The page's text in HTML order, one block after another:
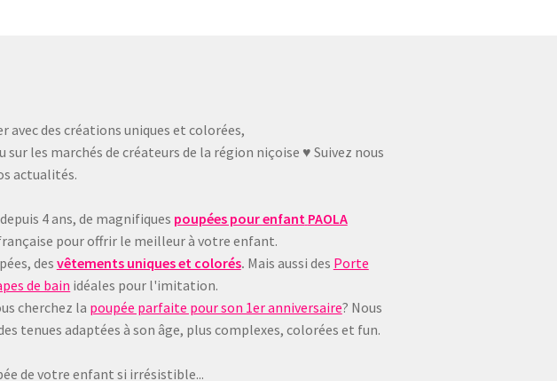
des créations uniques et colorées,
les marchés de créateurs de la région niçoise ♥ Suivez nous
actualités.
4 ans, de magnifiques poupées pour enfant PAOLA
pour offrir le meilleur à votre enfant.
des vêtements uniques et colorés. Mais aussi des Porte
de bain idéales pour l'imitation.
cherchez la poupée parfaite pour son 1er anniversaire? Nous
tenues adaptées à son âge, plus complexes, colorées et fun.
de votre enfant si irrésistible...